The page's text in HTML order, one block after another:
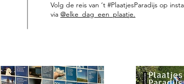
Volg de reis van ‘t #PlaatjesParadijs op
via @elke_dag_een_plaatje.